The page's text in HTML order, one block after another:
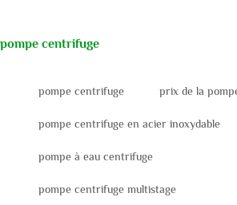
pompe centrifuge
pompe centrifuge prix de la
pompe centrifuge en acier inoxydable
pompe à eau centrifuge
pompe centrifuge multistage